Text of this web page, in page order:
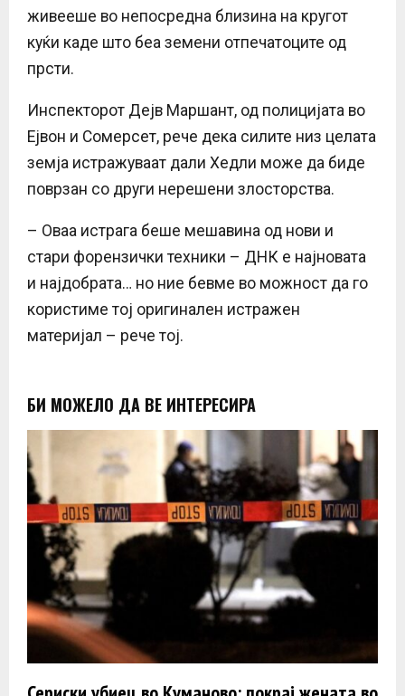
живееше во непосредна близина на кругот
куќи каде што беа земени отпечатоците од
прсти.
Инспекторот Дејв Маршант, од полицијата во
Ејвон и Сомерсет, рече дека силите низ целата
земја истражуваат дали Хедли може да биде
поврзан со други нерешени злосторства.
– Оваа истрага беше мешавина од нови и
стари форензички техники – ДНК е најновата
и најдобрата… но ние бевме во можност да го
користиме тој оригинален истражен
материјал – рече тој.
БИ МОЖЕЛО ДА ВЕ ИНТЕРЕСИРА